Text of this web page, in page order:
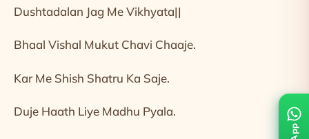
Dushtadalan Jag Me Vikhyata||
Bhaal Vishal Mukut Chavi Chaaje.
Kar Me Shish Shatru Ka Saje.
Duje Haath Liye Madhu Pyala.